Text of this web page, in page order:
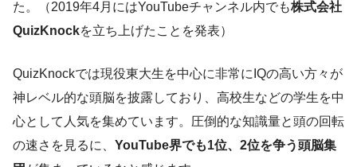
た。（2019年4月にはYouTubeチャンネル内でも株式会社
QuizKnockを立ち上げたことを発表）
QuizKnockでは現役東大生を中心に非常にIQの高い方々が
神レベル的な頭脳を披露しており、高校生などの学生を中
心として人気を集めています。圧倒的な知識量と頭の回転
の速さを見るに、 YouTube界でも1位、2位を争う頭脳集